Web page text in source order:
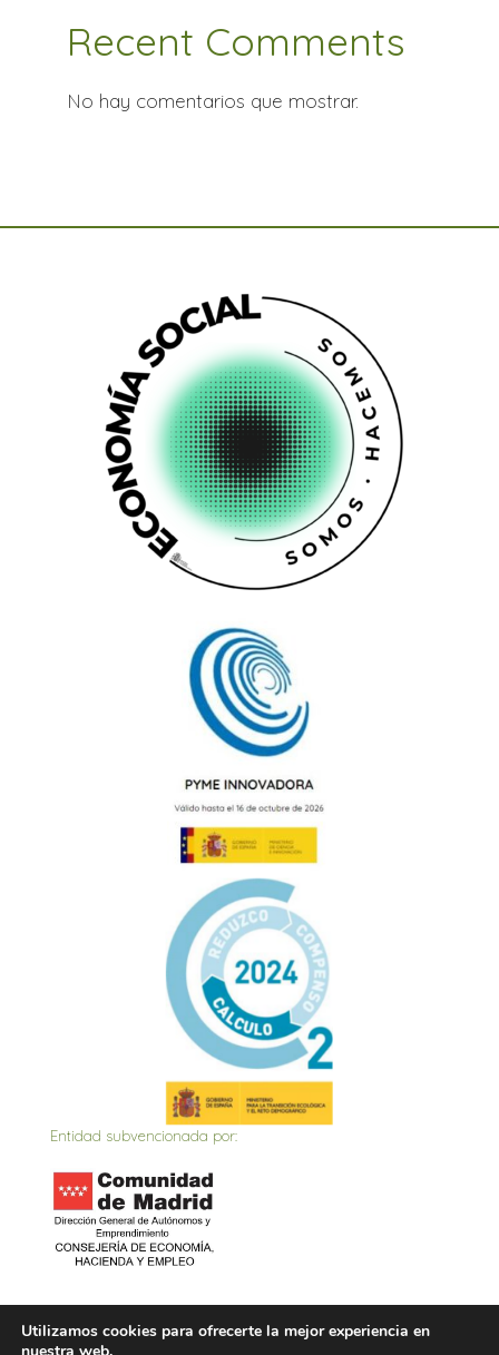
Recent Comments
No hay comentarios que mostrar.
Entidad subvencionada por:
Utilizamos cookies para ofrecerte la mejor experiencia en